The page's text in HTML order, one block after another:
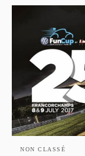
NON CLASSÉ